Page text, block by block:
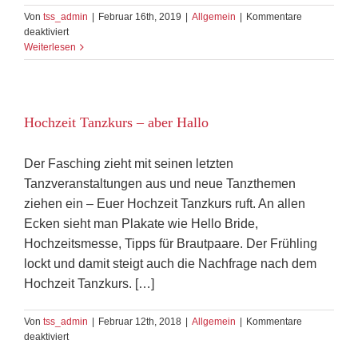
Von tss_admin Februar 16th, 2019 Allgemein
Kommentare
deaktiviertfür
Der
Hochzeitstanz
Weiterlesen
Hochzeit Tanzkurs – aber Hallo
Der Fasching zieht mit seinen letzten
Tanzveranstaltungen aus und neue Tanzthemen
ziehen ein – Euer Hochzeit Tanzkurs ruft. An allen
Ecken sieht man Plakate wie Hello Bride,
Hochzeitsmesse, Tipps für Brautpaare. Der Frühling
lockt und damit steigt auch die Nachfrage nach dem
Hochzeit Tanzkurs. […]
Von tss_admin Februar 12th, 2018 Allgemein
Kommentare
deaktiviertfür